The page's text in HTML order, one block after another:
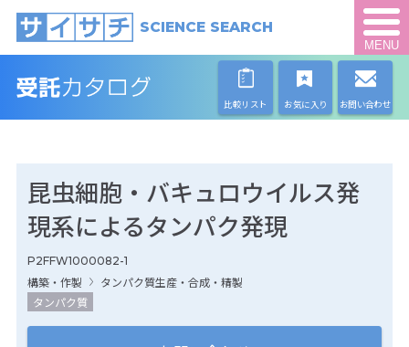
SCIENCE SEARCH
MENU
比較リスト お気に入り お問い合わせ
昆虫細胞・バキュロウイルス発
現系によるタンパク発現
P2FFW1000082-1
構築・作製
タンパク質生産・合成・精製
タンパク質